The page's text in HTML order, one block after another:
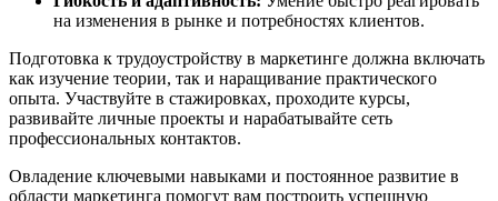
на изменения в рынке и потребностях клиентов.
Подготовка к трудоустройству в маркетинге должна включать
как изучение теории, так и наращивание практического
опыта. Участвуйте в стажировках, проходите курсы,
развивайте личные проекты и нарабатывайте сеть
профессиональных контактов.
Овладение ключевыми навыками и постоянное развитие в
области маркетинга помогут вам построить успешную